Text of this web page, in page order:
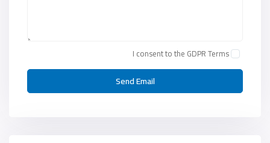
I consent to the GDPR Terms